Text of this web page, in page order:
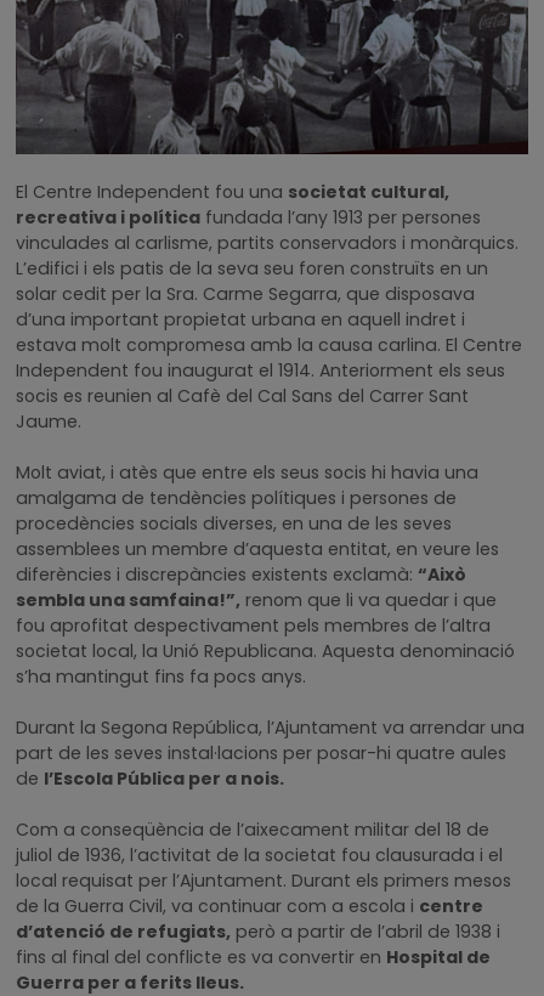
El Centre Independent fou una societat cultural,
recreativa i política fundada l’any 1913 per persones
vinculades al carlisme, partits conservadors i monàrquics.
L’edifici i els patis de la seva seu foren construïts en un
solar cedit per la Sra. Carme Segarra, que disposava
d’una important propietat urbana en aquell indret i
estava molt compromesa amb la causa carlina. El Centre
Independent fou inaugurat el 1914. Anteriorment els seus
socis es reunien al Cafè del Cal Sans del Carrer Sant
Jaume.
Molt aviat, i atès que entre els seus socis hi havia una
amalgama de tendències polítiques i persones de
procedències socials diverses, en una de les seves
assemblees un membre d’aquesta entitat, en veure les
diferències i discrepàncies existents exclamà: “Això
sembla una samfaina!”, renom que li va quedar i que
fou aprofitat despectivament pels membres de l’altra
societat local, la Unió Republicana. Aquesta denominació
s’ha mantingut fins fa pocs anys.
Durant la Segona República, l’Ajuntament va arrendar una
part de les seves instal·lacions per posar-hi quatre aules
de l’Escola Pública per a nois.
Com a conseqüència de l’aixecament militar del 18 de
juliol de 1936, l’activitat de la societat fou clausurada i el
local requisat per l’Ajuntament. Durant els primers mesos
de la Guerra Civil, va continuar com a escola i centre
d’atenció de refugiats, però a partir de l’abril de 1938 i
fins al final del conflicte es va convertir en Hospital de
Guerra per a ferits lleus.